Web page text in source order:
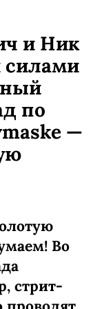
и Ник
силами
по
—
Во
стрит-